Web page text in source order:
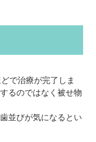
で治療が完了しま
るのではなく被せ物
並びが気になるとい